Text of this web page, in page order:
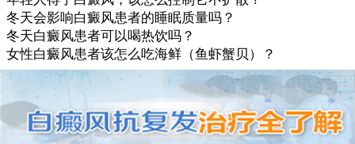
冬天会影响白癜风患者的睡眠质量吗？
冬天白癜风患者可以喝热饮吗？
女性白癜风患者该怎么吃海鲜（鱼虾蟹贝）？